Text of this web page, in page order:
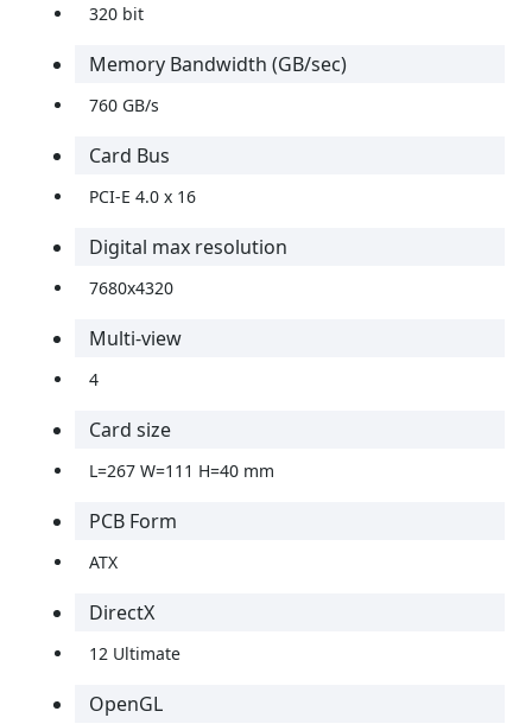
320 bit
Memory Bandwidth (GB/sec)
760 GB/s
Card Bus
PCI-E 4.0 x 16
Digital max resolution
7680x4320
Multi-view
4
Card size
L=267 W=111 H=40 mm
PCB Form
ATX
DirectX
12 Ultimate
OpenGL